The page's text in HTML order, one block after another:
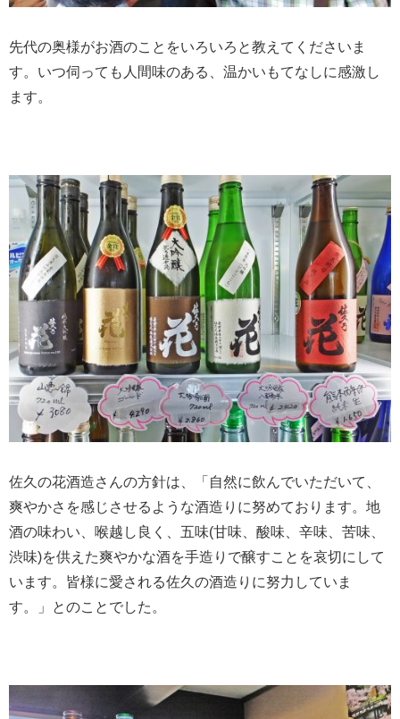
先代の奥様がお酒のことをいろいろと教えてくださいま
す。いつ伺っても人間味のある、温かいもてなしに感激し
ます。
佐久の花酒造さんの方針は、「自然に飲んでいただいて、
爽やかさを感じさせるような酒造りに努めております。地
酒の味わい、喉越し良く、五味(甘味、酸味、辛味、苦味、
渋味)を供えた爽やかな酒を手造りで醸すことを哀切にして
います。皆様に愛される佐久の酒造りに努力していま
す。」とのことでした。